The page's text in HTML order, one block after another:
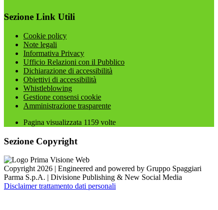
Sezione Link Utili
Cookie policy
Note legali
Informativa Privacy
Ufficio Relazioni con il Pubblico
Dichiarazione di accessibilità
Obiettivi di accessibilità
Whistleblowing
Gestione consensi cookie
Amministrazione trasparente
Pagina visualizzata 1159 volte
Sezione Copyright
Copyright 2026 | Engineered and powered by Gruppo Spaggiari
Parma S.p.A. | Divisione Publishing & New Social Media
Disclaimer trattamento dati personali